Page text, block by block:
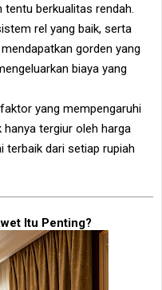
tentu berkualitas rendah.
rel yang baik, serta
gorden yang
biaya yang
yang mempengaruhi
tergiur oleh harga
terbaik dari setiap rupiah
Itu Penting?